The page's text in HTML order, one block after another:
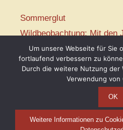
Sommerglut
Wildbeobachtung: Mit den
Mir ist so heiß
Mission:
Vogelwelt-Entdeckertour
Um unsere Webseite für Sie
fortlaufend verbessern zu
Durch die weitere Nutzung der
Verwendung von
OK
Weitere Informationen zu